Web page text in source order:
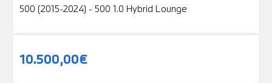
500 (2015-2024) - 500 1.0 Hybrid Lounge
10.500,00€